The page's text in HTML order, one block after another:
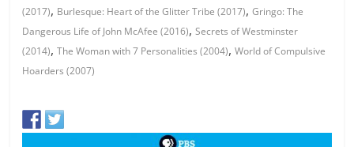
(2017), Burlesque: Heart of the Glitter Tribe (2017),Gringo: The
Dangerous Life of John McAfee (2016),Secrets of Westminster
(2014),The Woman with 7 Personalities (2004),World of Compulsive
Hoarders (2007)